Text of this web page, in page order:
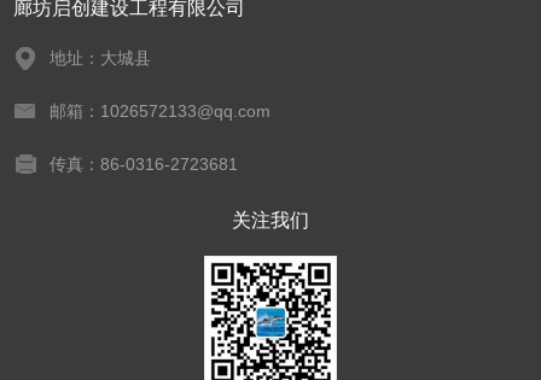
廊坊启创建设工程有限公司
地址：大城县
邮箱：1026572133@qq.com
传真：86-0316-2723681
关注我们